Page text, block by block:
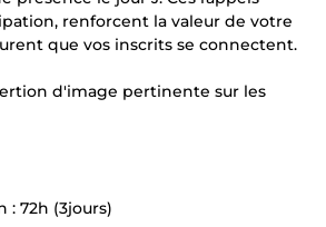
renforcent la valeur de votre
que vos inscrits se connectent.
d'image pertinente sur les
: 72h (3jours)